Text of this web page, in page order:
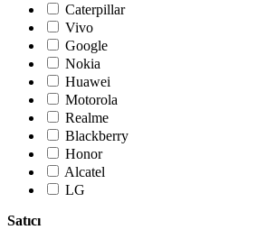
Caterpillar
Vivo
Google
Nokia
Huawei
Motorola
Realme
Blackberry
Honor
Alcatel
LG
Satıcı